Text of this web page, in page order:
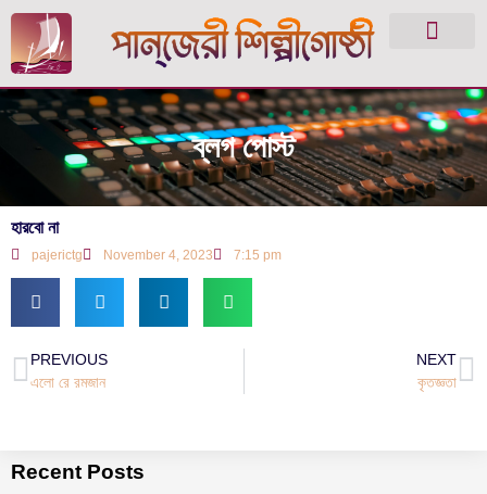
ব্লগ পোস্ট
হারবো না
pajerictg November 4, 2023 7:15 pm
PREVIOUS
এলো রে রমজান
NEXT
কৃতজ্ঞতা
Recent Posts